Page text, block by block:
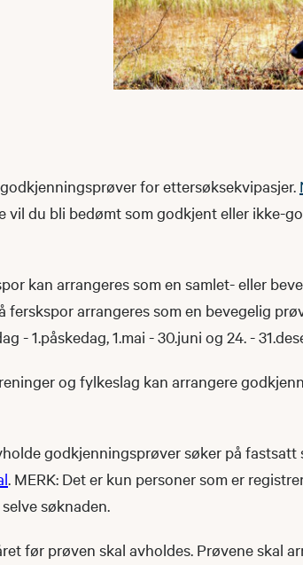
for ettersøksekvipasjer.
vil du bli bedømt som godkjent eller ikke-
kan arrangeres som en samlet- eller
ferskspor arrangeres som en bevegelig
- 1.påskedag, 1.mai - 30.juni og 24. -
og fylkeslag kan arrangere
godkjenningsprøver søker på fastsatt
.​ MERK: Det er kun personer som er
søknaden.
før prøven skal avholdes. Prøvene skal